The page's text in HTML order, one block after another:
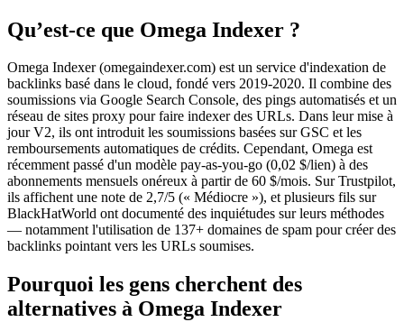
Qu’est-ce que Omega Indexer ?
Omega Indexer (omegaindexer.com) est un service d'indexation de
backlinks basé dans le cloud, fondé vers 2019-2020. Il combine des
soumissions via Google Search Console, des pings automatisés et un
réseau de sites proxy pour faire indexer des URLs. Dans leur mise à
jour V2, ils ont introduit les soumissions basées sur GSC et les
remboursements automatiques de crédits. Cependant, Omega est
récemment passé d'un modèle pay-as-you-go (0,02 $/lien) à des
abonnements mensuels onéreux à partir de 60 $/mois. Sur Trustpilot,
ils affichent une note de 2,7/5 (« Médiocre »), et plusieurs fils sur
BlackHatWorld ont documenté des inquiétudes sur leurs méthodes
— notamment l'utilisation de 137+ domaines de spam pour créer des
backlinks pointant vers les URLs soumises.
Pourquoi les gens cherchent des
alternatives à Omega Indexer